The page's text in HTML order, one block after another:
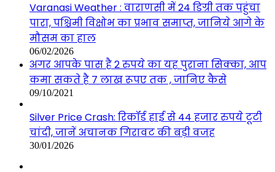
Varanasi Weather : वाराणसी में 24 डिग्री तक पहुंचा
पारा, पश्चिमी विक्षोभ का प्रभाव समाप्त, जानिये आगे के
मौसम का हाल
06/02/2026
अगर आपके पास है 2 रुपये का यह पुराना सिक्का, आप
कमा सकते है 7 लाख रूपए तक , जानिए कैसे
09/10/2021
Silver Price Crash: रिकॉर्ड हाई से 44 हजार रुपये टूटी
चांदी, जानें अचानक गिरावट की बड़ी वजह
30/01/2026